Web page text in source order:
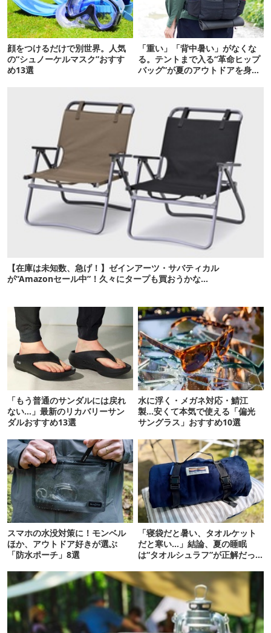
顔をつけるだけで別世界。人気
の“シュノーケルマスク”おすす
め13選
「重い」「背中暑い」がなくな
る。テントまで入る“革命ヒップ
バッグ”が夏のアウトドアを身軽
【在庫は未知数、急げ！】ゼインアーツ・サバティカル
が“Amazonセール中”！久々にタープも買おうかな…
「もう普通のサンダルには戻れ
ない…」最新のリカバリーサン
ダルおすすめ13選
水に浮く・メガネ対応・鯖江
製…安くて本気で使える「偏光
サングラス」おすすめ10選
スマホの水没対策に！モンベル
ほか、アウトドア好きが選ぶ
「防水ポーチ」8選
「寝袋だと暑い、タオルケット
だと寒い…」結論、夏の睡眠
は“タオルシュラフ”が正解だっ